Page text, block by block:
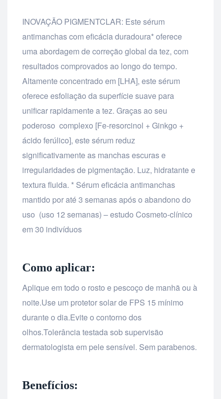
INOVAÇÃO PIGMENTCLAR: Este sérum
antimanchas com eficácia duradoura* oferece
uma abordagem de correção global da tez, com
resultados comprovados ao longo do tempo.
Altamente concentrado em [LHA], este sérum
oferece esfoliação da superfície suave para
unificar rapidamente a tez. Graças ao seu
poderoso complexo [Fe-resorcinol + Ginkgo +
ácido ferúlico], este sérum reduz
significativamente as manchas escuras e
irregularidades de pigmentação. Luz, hidratante e
textura fluida. * Sérum eficácia antimanchas
mantido por até 3 semanas após o abandono do
uso (uso 12 semanas) – estudo Cosmeto-clínico
em 30 indivíduos
Como aplicar:
Aplique em todo o rosto e pescoço de manhã ou à
noite.Use um protetor solar de FPS 15 mínimo
durante o dia.Evite o contorno dos
olhos.Tolerância testada sob supervisão
dermatologista em pele sensível. Sem parabenos.
Benefícios: